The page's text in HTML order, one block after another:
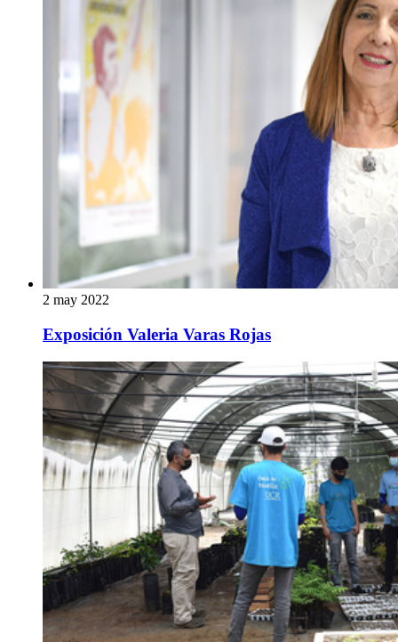
2 may 2022
Exposición Valeria Varas Rojas